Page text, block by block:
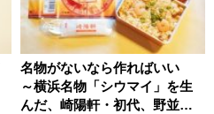
名物がないなら作ればいい
～横浜名物「シウマイ」を生
んだ、崎陽軒・初代、野並茂